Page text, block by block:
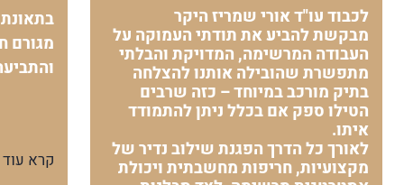
לכבוד עו"ד אורי שמריז היקר
מבקשת להביע את תודתי העמוקה על
העבודה המרשימה, המדויקת והבלתי
מתפשרת שהובילה אותנו להצלחה
בתיק מורכב במיוחד – כזה שרבים
הטילו ספק אם בכלל ניתן להתמודד
איתו.
לאורך כל הדרך הפגנת שילוב נדיר של
מקצועיות, חריפות מחשבתית ויכולת
מגורם
קרא עוד